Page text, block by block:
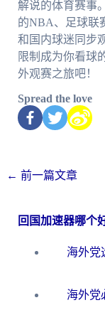
解说的体育赛事
的NBA、足球联
和国内球迷同步
限制成为你看球
外观赛之旅吧！
Spread the love
← 前一篇文章
回国加速器哪个